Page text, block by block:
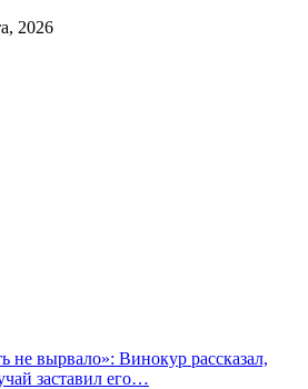
2026
не вырвало»: Винокур рассказал,
заставил его…